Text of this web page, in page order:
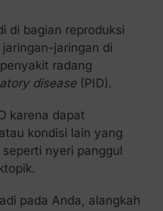
di bagian reproduksi
jaringan di
radang
disease(PID).
karena dapat
kondisi lain yang
nyeri panggul
pada Anda, alangkah